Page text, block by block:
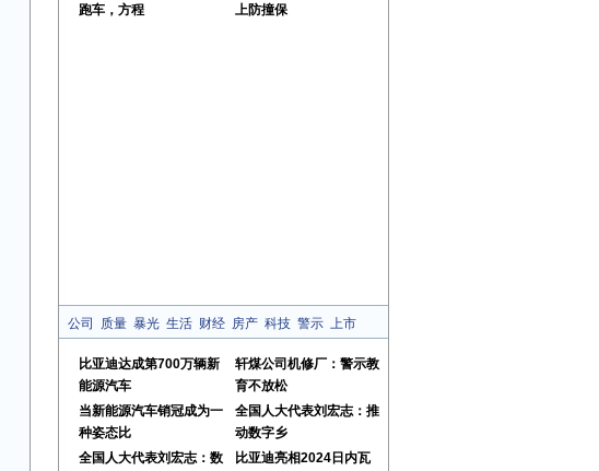
跑车，方程
上防撞保
公司 质量 暴光 生活 财经 房产 科技 警示 上市
比亚迪达成第700万辆新
能源汽车
轩煤公司机修厂：警示教
育不放松
当新能源汽车销冠成为一
种姿态比
全国人大代表刘宏志：推
动数字乡
全国人大代表刘宏志：数
比亚迪亮相2024日内瓦